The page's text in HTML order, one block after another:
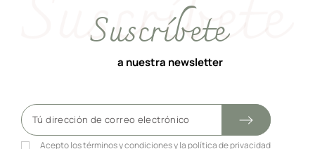
Suscríbete
a nuestra newsletter
Acepto lostérminos y condicionesy la política de privacidad